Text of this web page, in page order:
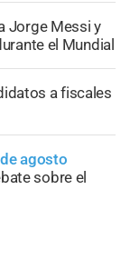
Jorge Messi y
el Mundial
a fiscales
agosto
sobre el